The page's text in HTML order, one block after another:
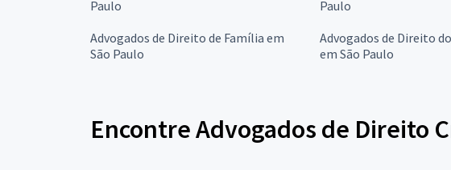
Paulo
Paulo
Advogados de Direito de Família em
São Paulo
Advogados de Direito
em São Paulo
Encontre Advogados de Direito